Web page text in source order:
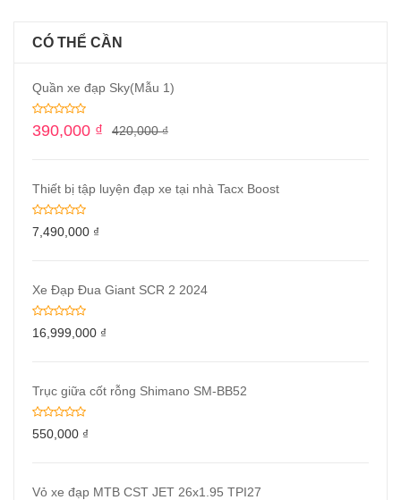
CÓ THỂ CẦN
Quần xe đạp Sky(Mẫu 1)
420,000₫
390,000 ₫
Thiết bị tập luyện đạp xe tại nhà Tacx Boost
7,490,000 ₫
Xe Đạp Đua Giant SCR 2 2024
16,999,000 ₫
Trục giữa cốt rỗng Shimano SM-BB52
550,000 ₫
Vỏ xe đạp MTB CST JET 26x1.95 TPI27